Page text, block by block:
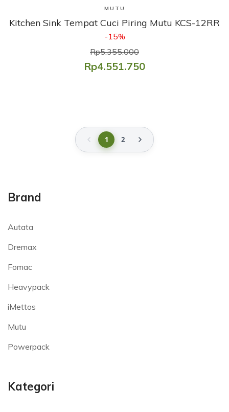
Brand
Autata
Dremax
Fomac
Heavypack
iMettos
Mutu
Powerpack
Kategori
Lihat Produk
MUTU
Kitchen Sink Tempat Cuci Piring Mutu KCS-12RR
-15%
Rp5.355.000
Rp4.551.750
1 2